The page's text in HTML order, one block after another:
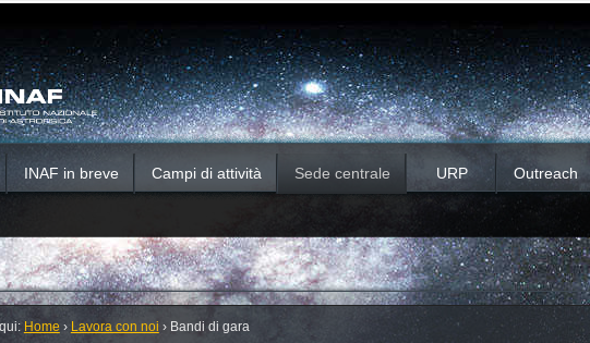
INAF in breve Campi di attività Sede centrale URP Outreach
Home › Lavora con noi › Bandi di gara